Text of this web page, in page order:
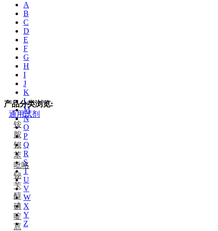
A
B
C
D
E
F
G
H
I
J
K
L
M
N
O
P
Q
R
S
T
U
V
W
X
Y
Z
产品分类浏览:
通用试剂
铵
胺
钡
苯
吡咯
铋
苄
醇
碘
啶
苊